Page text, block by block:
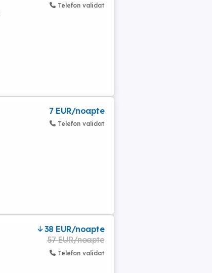
Telefon validat
7 EUR/noapte
Telefon validat
38 EUR/noapte
57 EUR/noapte
Telefon validat